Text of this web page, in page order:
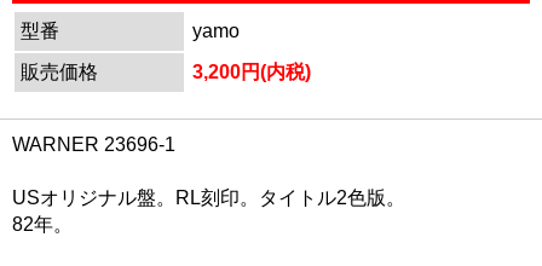
型番
yamo
販売価格
3,200円(内税)
WARNER 23696-1
USオリジナル盤。RL刻印。タイトル2色版。
82年。